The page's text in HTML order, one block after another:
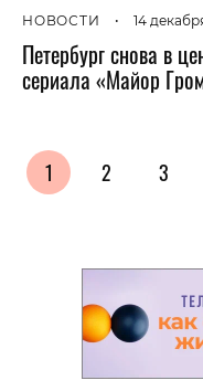
НОВОСТИ • 14
Петербург снова в
сериала «Майор
1 2 3